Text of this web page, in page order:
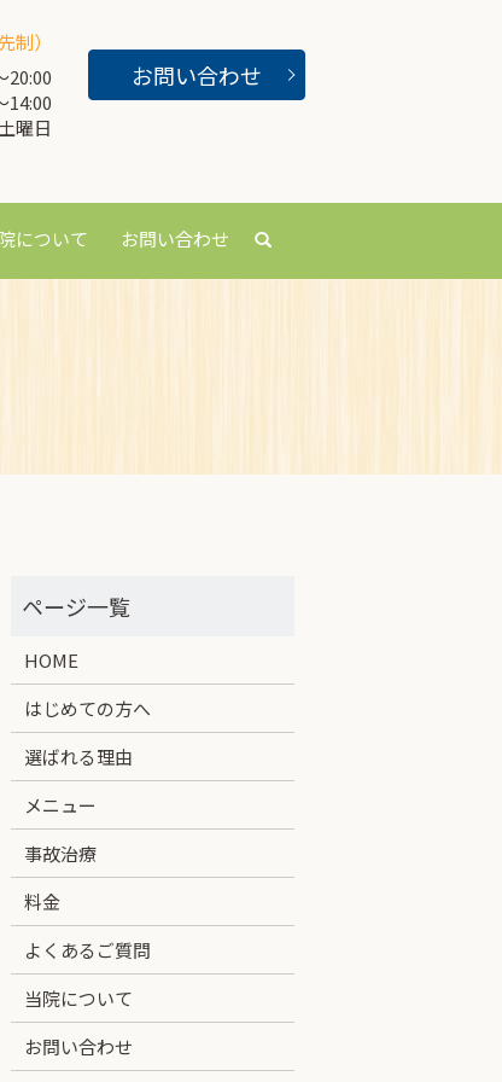
制）
20:00
14:00
曜日
お問い合わせ
について お問い合わせ
HOME
はじめての方へ
選ばれる理由
メニュー
事故治療
料金
よくあるご質問
当院について
お問い合わせ